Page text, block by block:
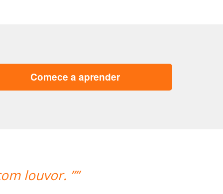
Comece a aprender
tenho somente postos